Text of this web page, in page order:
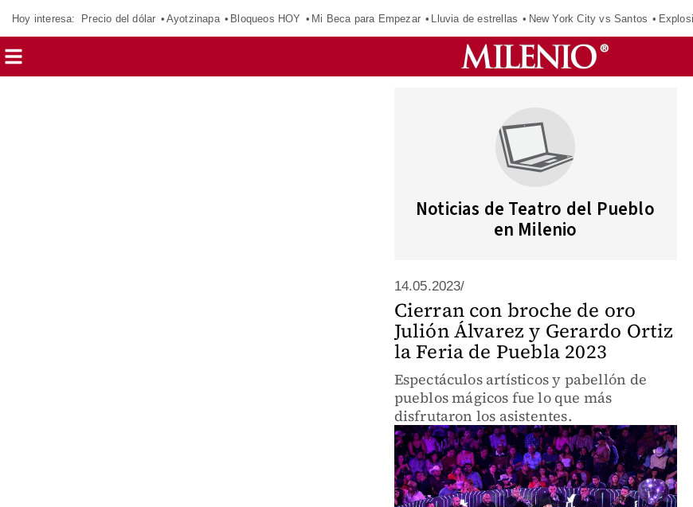
Hoy interesa: Precio del dólar Ayotzinapa Bloqueos HOY Mi Beca para Empezar Lluvia de estrellas New York City vs Santos
Noticias de Teatro del Pueblo
en Milenio
14.05.2023/
Cierran con broche de oro
Julión Álvarez y Gerardo Ortiz
la Feria de Puebla 2023
Espectáculos artísticos y pabellón de
pueblos mágicos fue lo que más
disfrutaron los asistentes.